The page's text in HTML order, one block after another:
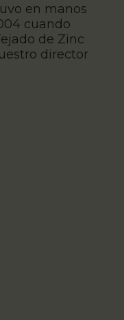
en manos
cuando
de Zinc
director